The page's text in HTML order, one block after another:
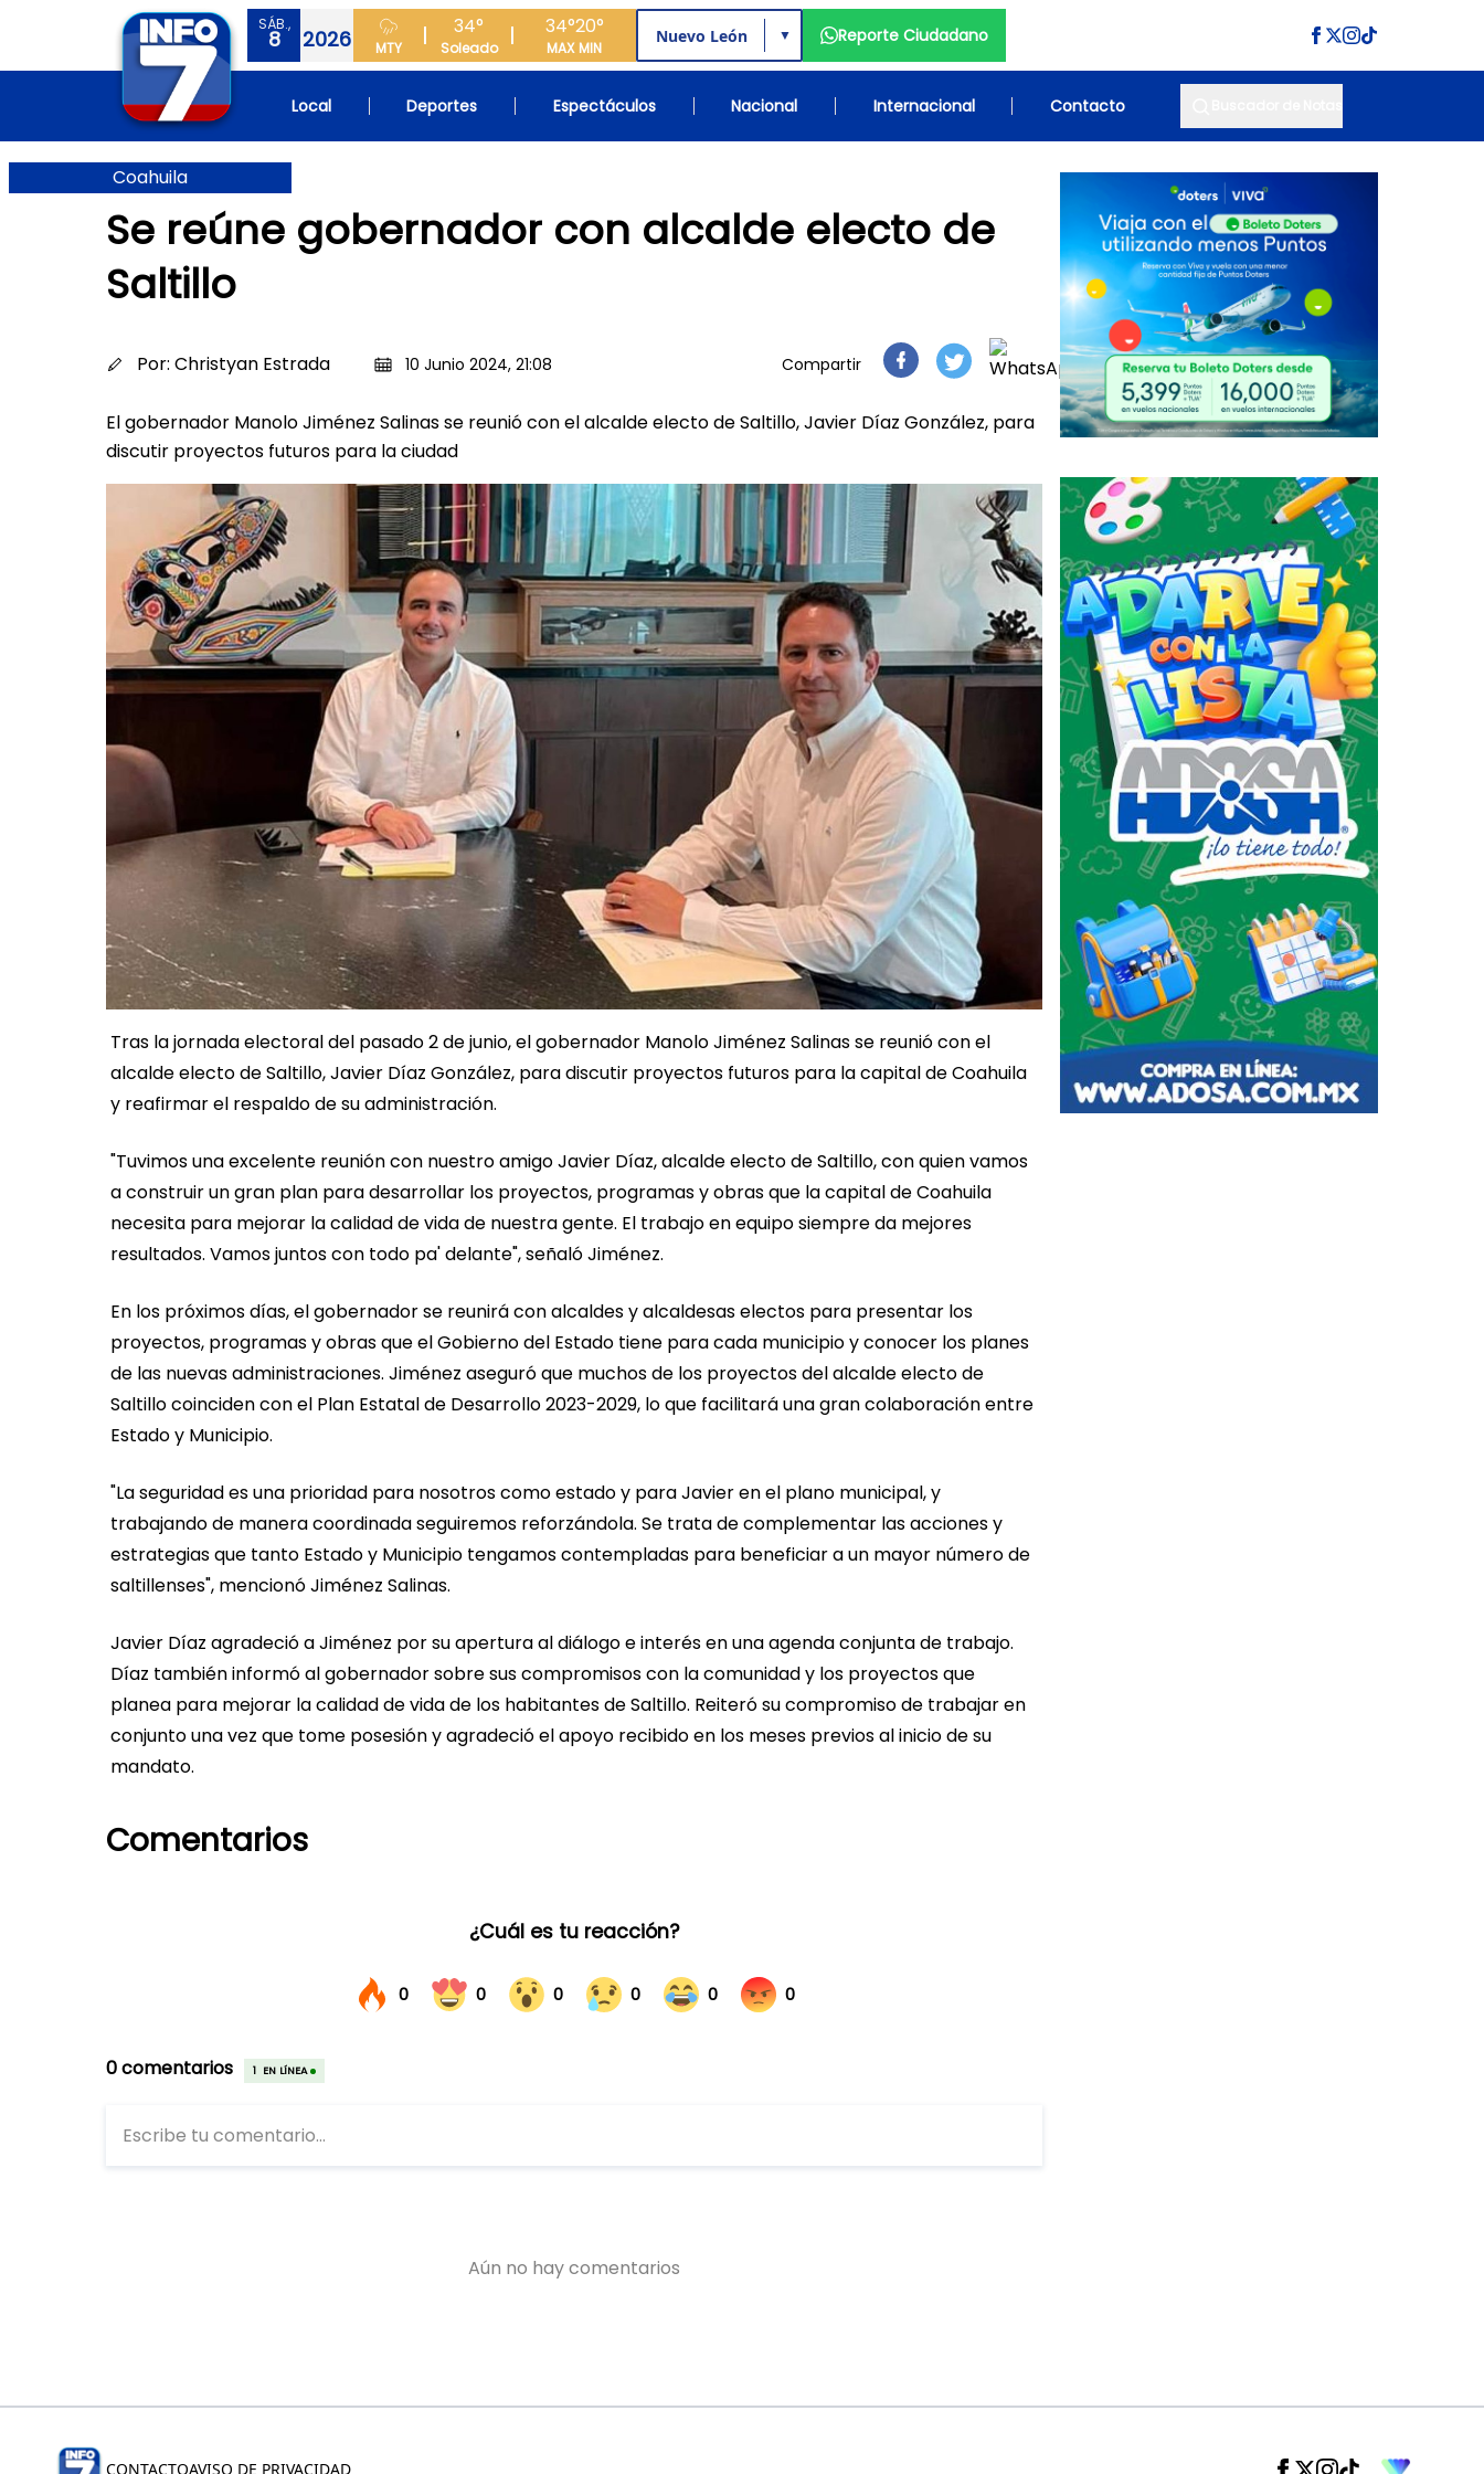
SÁB.,
8 2026 MTY
34°
Soleado
34°
MAX
20°
MIN
▼ Reporte Ciudadano
Local Deportes Espectáculos Nacional Internacional Contacto
Coahuila
Se reúne gobernador con alcalde electo de
Saltillo
Por: Christyan Estrada 10 Junio 2024, 21:08 Compartir
El gobernador Manolo Jiménez Salinas se reunió con el alcalde electo de Saltillo, Javier Díaz González, para
discutir proyectos futuros para la ciudad
Tras la jornada electoral del pasado 2 de junio, el gobernador Manolo Jiménez Salinas se reunió con el
alcalde electo de Saltillo, Javier Díaz González, para discutir proyectos futuros para la capital de Coahuila
y reafirmar el respaldo de su administración.
"Tuvimos una excelente reunión con nuestro amigo Javier Díaz, alcalde electo de Saltillo, con quien vamos
a construir un gran plan para desarrollar los proyectos, programas y obras que la capital de Coahuila
necesita para mejorar la calidad de vida de nuestra gente. El trabajo en equipo siempre da mejores
resultados. Vamos juntos con todo pa' delante", señaló Jiménez.
En los próximos días, el gobernador se reunirá con alcaldes y alcaldesas electos para presentar los
proyectos, programas y obras que el Gobierno del Estado tiene para cada municipio y conocer los planes
de las nuevas administraciones. Jiménez aseguró que muchos de los proyectos del alcalde electo de
Saltillo coinciden con el Plan Estatal de Desarrollo 2023-2029, lo que facilitará una gran colaboración entre
Estado y Municipio.
"La seguridad es una prioridad para nosotros como estado y para Javier en el plano municipal, y
trabajando de manera coordinada seguiremos reforzándola. Se trata de complementar las acciones y
estrategias que tanto Estado y Municipio tengamos contempladas para beneficiar a un mayor número de
saltillenses", mencionó Jiménez Salinas.
Javier Díaz agradeció a Jiménez por su apertura al diálogo e interés en una agenda conjunta de trabajo.
Díaz también informó al gobernador sobre sus compromisos con la comunidad y los proyectos que
planea para mejorar la calidad de vida de los habitantes de Saltillo. Reiteró su compromiso de trabajar en
conjunto una vez que tome posesión y agradeció el apoyo recibido en los meses previos al inicio de su
mandato.
Comentarios
CONTACTOAVISO DE PRIVACIDAD